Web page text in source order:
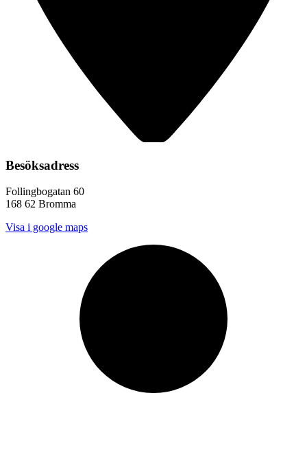
Besöksadress
Follingbogatan 60
168 62 Bromma
Visa i google maps